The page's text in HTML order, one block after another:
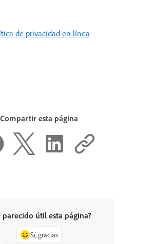
de privacidad en línea
Compartir esta página
parecido útil esta página?
Sí, gracias